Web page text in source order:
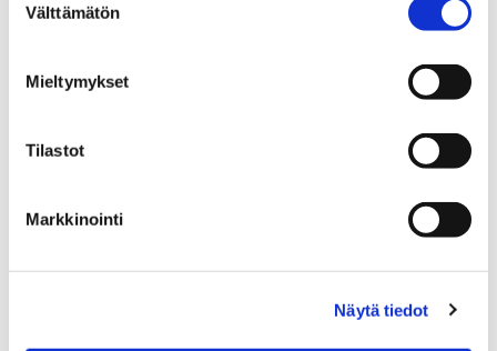
valinta
Välttämätön
Mieltymykset
Tilastot
Markkinointi
Näytä tiedot
Yleistä kokoelmista
Lavian kotiseutumuseo
Lavian kotiseutumuseo